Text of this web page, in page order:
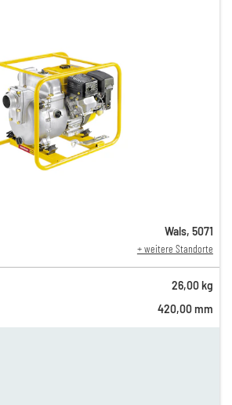
Wals, 5071
+ weitere Standorte
26,00 kg
420,00 mm